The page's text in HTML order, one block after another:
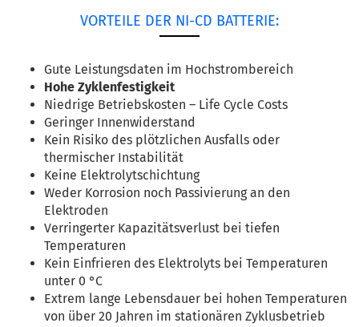
VORTEILE DER NI-CD BATTERIE:
Gute Leistungsdaten im Hochstrombereich
Hohe Zyklenfestigkeit
Niedrige Betriebskosten – Life Cycle Costs
Geringer Innenwiderstand
Kein Risiko des plötzlichen Ausfalls oder
thermischer Instabilität
Keine Elektrolytschichtung
Weder Korrosion noch Passivierung an den
Elektroden
Verringerter Kapazitätsverlust bei tiefen
Temperaturen
Kein Einfrieren des Elektrolyts bei Temperaturen
unter 0 °C
Extrem lange Lebensdauer bei hohen Temperaturen
von über 20 Jahren im stationären Zyklusbetrieb